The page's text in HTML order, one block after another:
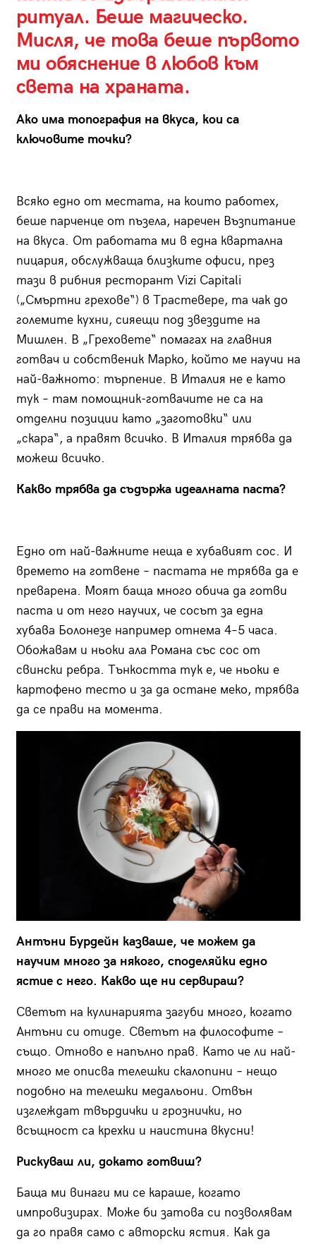
ритуал. Беше магическо.
Мисля, че това беше първото
ми обяснение в любов към
света на храната.
Ако има топография на вкуса, кои са
ключовите точки?
Всяко едно от местата, на които работех,
беше парченце от пъзела, наречен Възпитание
на вкуса. От работата ми в една квартална
пицария, обслужваща близките офиси, през
тази в рибния ресторант Vizi Capitali
(„Смъртни грехове“) в Трастевере, та чак до
големите кухни, сияещи под звездите на
Мишлен. В „Греховете“ помагах на главния
готвач и собственик Марко, който ме научи на
най-важното: търпение. В Италия не е като
тук – там помощник-готвачите не са на
отделни позиции като „заготовки“ или
„скара“, а правят всичко. В Италия трябва да
можеш всичко.
Какво трябва да съдържа идеалната паста?
Едно от най-важните неща е хубавият сос. И
времето на готвене – пастата не трябва да е
преварена. Моят баща много обича да готви
паста и от него научих, че сосът за една
хубава Болонезе например отнема 4–5 часа.
Обожавам и ньоки ала Романа със сос от
свински ребра. Тънкостта тук е, че ньоки е
картофено тесто и за да остане меко, трябва
да се прави на момента.
Антъни Бурдейн казваше, че можем да
научим много за някого, споделяйки едно
ястие с него. Какво ще ни сервираш?
Светът на кулинарията загуби много, когато
Антъни си отиде. Светът на философите –
също. Отново е напълно прав. Като че ли най-
много ме описва телешки скалопини – нещо
подобно на телешки медальони. Отвън
изглеждат твърдички и грознички, но
всъщност са крехки и наистина вкусни!
Рискуваш ли, докато готвиш?
Баща ми винаги ми се караше, когато
импровизирах. Може би затова си позволявам
да го правя само с авторски ястия. Как да